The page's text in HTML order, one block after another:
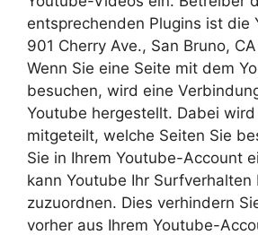
entsprechenden Plugins ist die
901 Cherry Ave., San Bruno,
Wenn Sie eine Seite mit dem
besuchen, wird eine
Youtube hergestellt. Dabei
mitgeteilt, welche Seiten Sie
Sie in Ihrem Youtube-Account
kann Youtube Ihr Surfverhalten
zuzuordnen. Dies verhindern
vorher aus Ihrem Youtube-